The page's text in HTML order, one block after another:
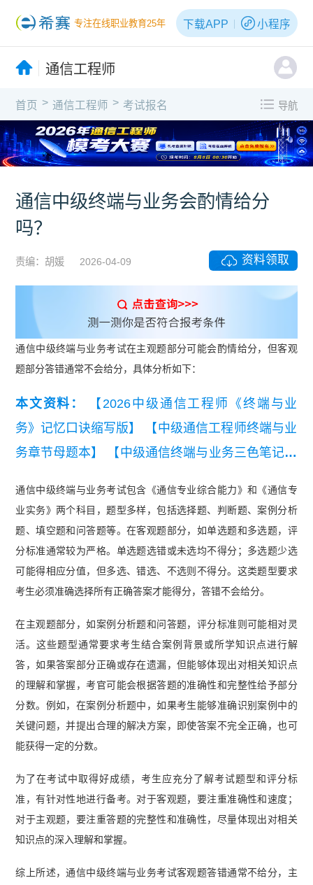
专注在线职业教育25年 下载APP 小程序
通信工程师
首页 > 通信工程师 > 考试报名 导航
通信中级终端与业务会酌情给分
吗？
责编：胡媛 2026-04-09 资料领取
通信中级终端与业务考试在主观题部分可能会酌情给分，但客观
题部分答错通常不会给分，具体分析如下：
本文资料：
【2026中级通信工程师《终端与业
务》记忆口诀缩写版】
【中级通信工程师终端与业
务章节母题本】
【中级通信终端与业务三色笔记】
版）】
【中级通信工程师终端与业务历年真题汇
总】 【2026年中级通信工程师终端与业务知识点
集锦】 【2025年中级通信工程师终端与业务填空
版背诵本】
通信中级终端与业务考试包含《通信专业综合能力》和《通信专
业实务》两个科目，题型多样，包括选择题、判断题、案例分析
题、填空题和问答题等。在客观题部分，如单选题和多选题，评
分标准通常较为严格。单选题选错或未选均不得分；多选题少选
可能得相应分值，但多选、错选、不选则不得分。这类题型要求
考生必须准确选择所有正确答案才能得分，答错不会给分。
在主观题部分，如案例分析题和问答题，评分标准则可能相对灵
活。这些题型通常要求考生结合案例背景或所学知识点进行解
答，如果答案部分正确或存在遗漏，但能够体现出对相关知识点
的理解和掌握，考官可能会根据答题的准确性和完整性给予部分
分数。例如，在案例分析题中，如果考生能够准确识别案例中的
关键问题，并提出合理的解决方案，即使答案不完全正确，也可
能获得一定的分数。
为了在考试中取得好成绩，考生应充分了解考试题型和评分标
准，有针对性地进行备考。对于客观题，要注重准确性和速度；
对于主观题，要注重答题的完整性和准确性，尽量体现出对相关
知识点的深入理解和掌握。
综上所述，通信中级终端与业务考试客观题答错通常不给分，主